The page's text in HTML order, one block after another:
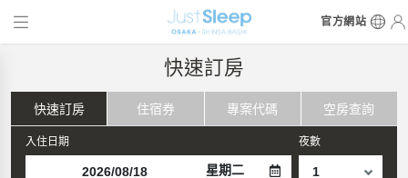
官方網站
快速訂房
快速訂房 住宿券 專案代碼 空房查詢
入住日期
星期二
夜數